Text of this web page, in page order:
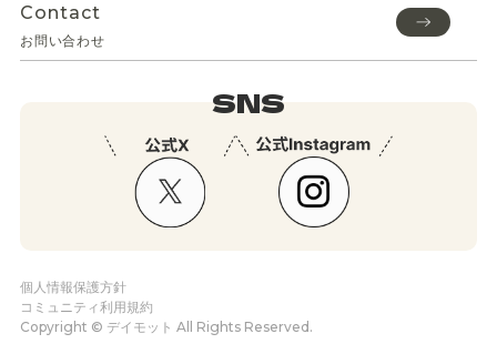
Contact
お問い合わせ
SNS
個人情報保護方針
コミュニティ利用規約
Copyright © デイモット All Rights Reserved.